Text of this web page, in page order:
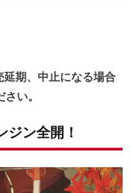
いいのかも……？
体は…？
期、中止になる場合
い。
ジン全開！